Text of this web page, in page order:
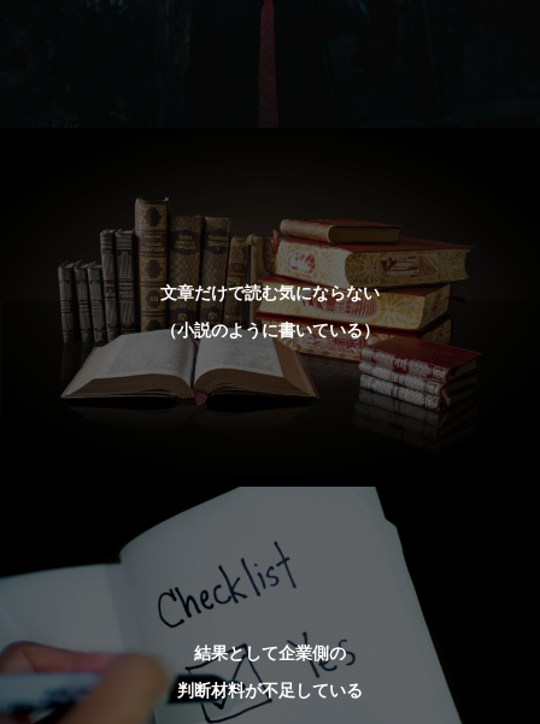
文章だけで読む気にならない
（小説のように書いている）
結果として企業側の
判断材料が不足している